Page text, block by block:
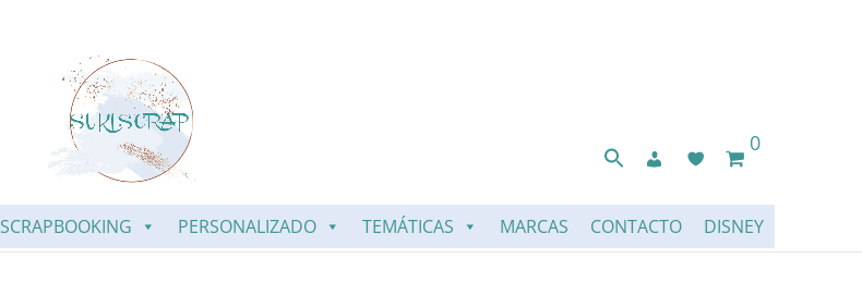
0
SCRAPBOOKING PERSONALIZADO TEMÁTICAS MARCAS CONTACTO DISNEY